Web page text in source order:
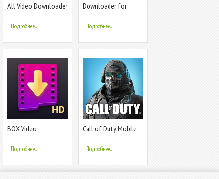
All Video Downloader
Подробнее...
Downloader for
Video Saver
Подробнее...
BOX Video
Приватный
загрузчик
Подробнее...
Call of Duty Mobile
Подробнее...